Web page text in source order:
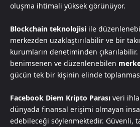
oluşma ihtimali yüksek görünüyor.
Blockchain teknolojisi ile
merkezden uzaklaştırılabilir ve bir
kurumların denetiminden
benimsenen ve düzenlenebilen
gücün tek bir kişinin elinde
Facebook Diem Kripto Parası veri
dünyada finansal erişimi olmayan
edebileceği söylenmektedir. Güvenli,